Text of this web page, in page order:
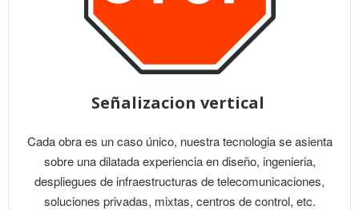
Señalizacion vertical
Cada obra es un caso único, nuestra tecnologia se asienta
sobre una dilatada experiencia en diseño, ingenieria,
despliegues de infraestructuras de telecomunicaciones,
soluciones privadas, mixtas, centros de control, etc.